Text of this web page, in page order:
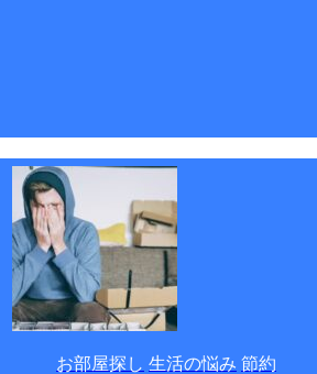
お部屋探し 生活の悩み 節約